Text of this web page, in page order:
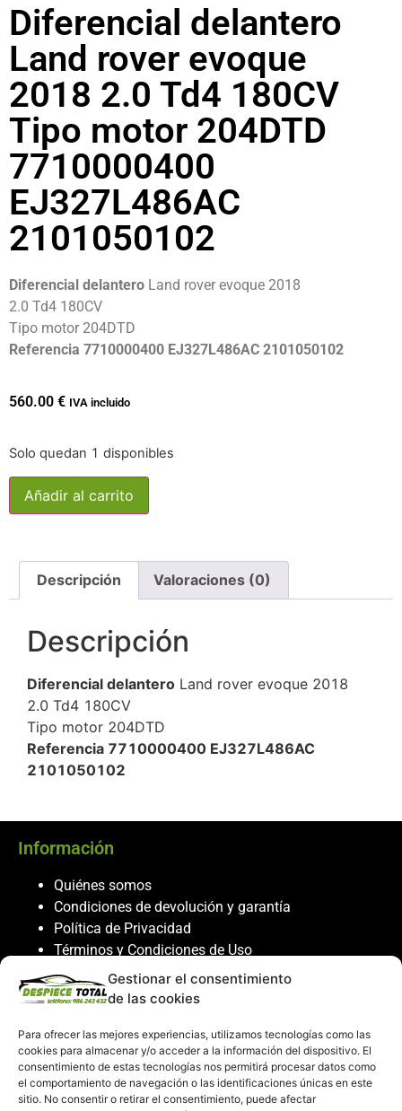
Gestionar el consentimiento
de las cookies
Para ofrecer las mejores experiencias, utilizamos tecnologías como las
cookies para almacenar y/o acceder a la información del dispositivo. El
consentimiento de estas tecnologías nos permitirá procesar datos como
el comportamiento de navegación o las identificaciones únicas en este
sitio. No consentir o retirar el consentimiento, puede afectar
Diferencial delantero
Land rover evoque
2018 2.0 Td4 180CV
Tipo motor 204DTD
7710000400
EJ327L486AC
2101050102
Diferencial delantero Land rover evoque 2018
2.0 Td4 180CV
Tipo motor 204DTD
Referencia 7710000400 EJ327L486AC 2101050102
560.00 € IVA incluido
Solo quedan 1 disponibles
Añadir al carrito
Descripción Valoraciones (0)
Descripción
Diferencial delantero Land rover evoque 2018
2.0 Td4 180CV
Tipo motor 204DTD
Referencia 7710000400 EJ327L486AC
2101050102
Información
Quiénes somos
Condiciones de devolución y garantía
Política de Privacidad
Términos y Condiciones de Uso
Política de Cookies
Servicio al cliente
Contacto
986 243 432
608 867 074